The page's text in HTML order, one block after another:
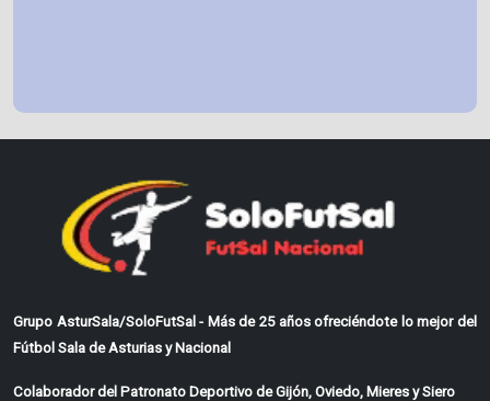
Grupo AsturSala/SoloFutSal - Más de 25 años ofreciéndote lo mejor del
Fútbol Sala de Asturias y Nacional
Colaborador del Patronato Deportivo de Gijón, Oviedo, Mieres y Siero